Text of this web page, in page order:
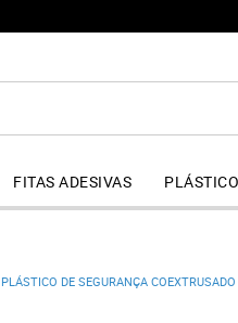
FITAS ADESIVAS
DE SEGURANÇA